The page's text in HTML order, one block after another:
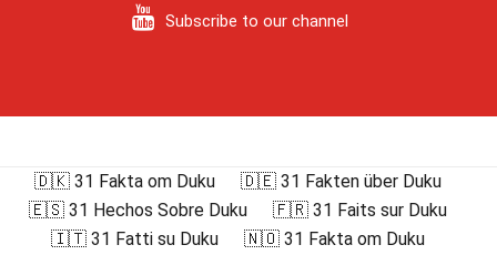
Subscribe to our channel
🇩🇰 31 Fakta om Duku
🇩🇪 31 Fakten über Duku
🇪🇸 31 Hechos Sobre Duku
🇫🇷 31 Faits sur Duku
🇮🇹 31 Fatti su Duku
🇳🇴 31 Fakta om Duku